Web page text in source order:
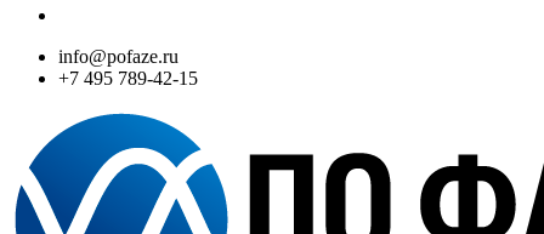
info@pofaze.ru
+7 495 789-42-15